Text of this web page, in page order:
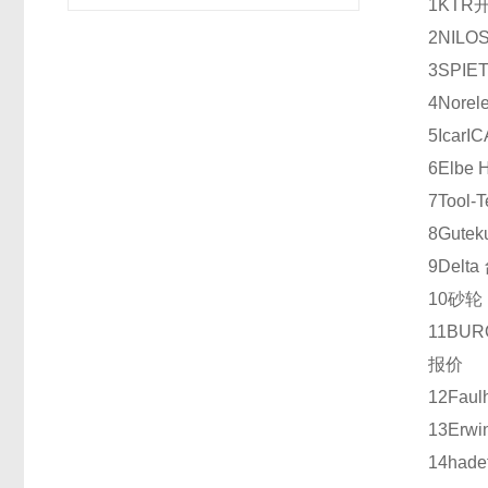
1KTR
2
3
4
5 Icar
6Elbe
7Tool-
8
9Delta
10砂轮
11
报价
12
13
14